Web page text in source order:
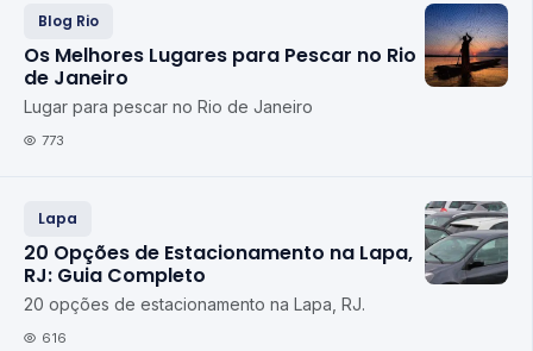
Blog Rio
Os Melhores Lugares para Pescar no Rio
de Janeiro
Lugar para pescar no Rio de Janeiro
773
Lapa
20 Opções de Estacionamento na Lapa,
RJ: Guia Completo
20 opções de estacionamento na Lapa, RJ.
616